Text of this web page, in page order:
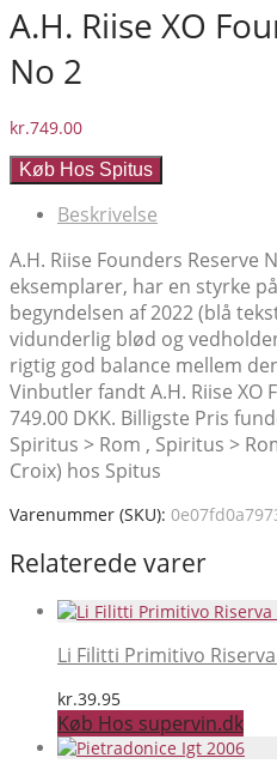
A.H. Riise XO
No 2
kr.749.00
Køb Hos Spitus
Beskrivelse
A.H. Riise Founders Reserve
eksemplarer, har en styrke
begyndelsen af 2022 (blå
vidunderlig blød og
rigtig god balance mellem
Vinbutler fandt A.H. Riise XO
749.00 DKK. Billigste Pris
Spiritus > Rom , Spiritus >
Croix) hos Spitus
Varenummer (SKU):
Relaterede varer
Li Filitti Primitivo
kr.39.95
Køb Hos supervin.dk